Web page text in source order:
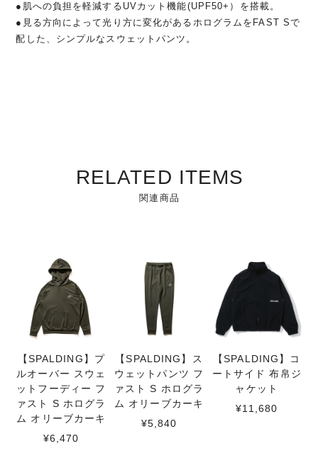
●肌への負担を軽減するUVカット機能(UPF50+）を搭載。
●見る方向によって光り方に変化があるホログラムをFAST Sで
配した、シンプルなスウェットパンツ。
RELATED ITEMS
関連商品
【SPALDING】プ
ルオーバー スウェ
ットフーディー フ
ァスト S ホログラ
ム オリーブカーキ
¥6,470
【SPALDING】ス
ウェットパンツ フ
ァスト S ホログラ
ム オリーブカーキ
¥5,840
【SPALDING】コ
ートサイド 布帛ジ
ャケット
¥11,680